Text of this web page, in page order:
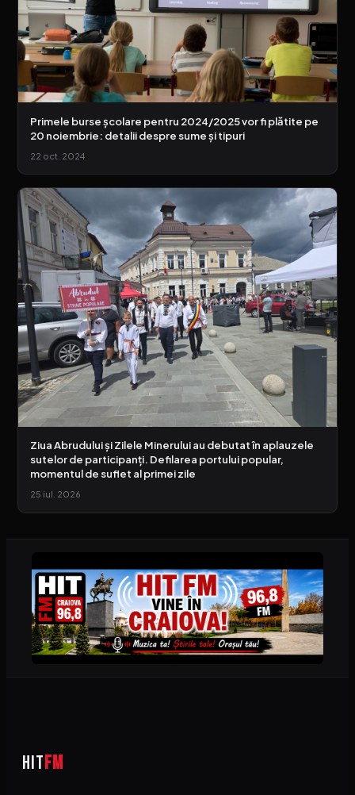
Primele burse școlare pentru 2024/2025 vor fi plătite pe
20 noiembrie: detalii despre sume și tipuri
22 oct. 2024
Ziua Abrudului și Zilele Minerului au debutat în aplauzele
sutelor de participanți. Defilarea portului popular,
momentul de suflet al primei zile
25 iul. 2026
HITFM